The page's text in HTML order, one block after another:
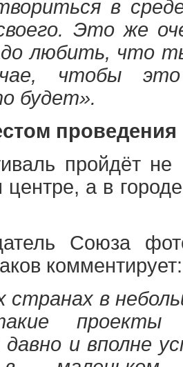
в
Это же
любить, что
чтобы
будет».
пройдёт не
центре, а в
Союза
комментирует:
странах в
и вполне